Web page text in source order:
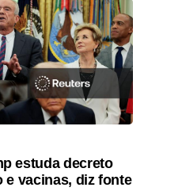
estuda decreto
e vacinas, diz fonte